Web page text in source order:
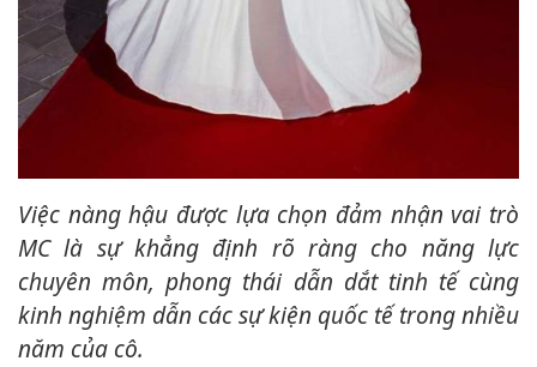
Việc nàng hậu được lựa chọn đảm nhận vai trò
MC là sự khẳng định rõ ràng cho năng lực
chuyên môn, phong thái dẫn dắt tinh tế cùng
kinh nghiệm dẫn các sự kiện quốc tế trong nhiều
năm của cô.